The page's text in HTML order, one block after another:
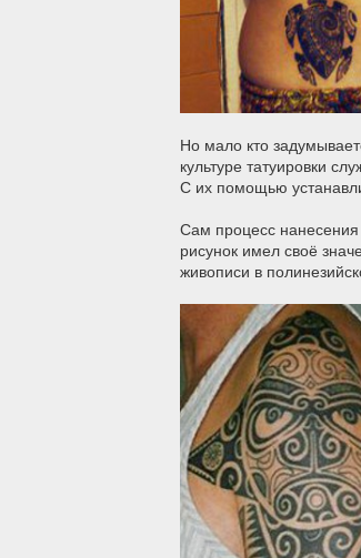
Но мало кто
культуре татуировки
С их помощью
Сам процесс
рисунок имел своё
живописи в